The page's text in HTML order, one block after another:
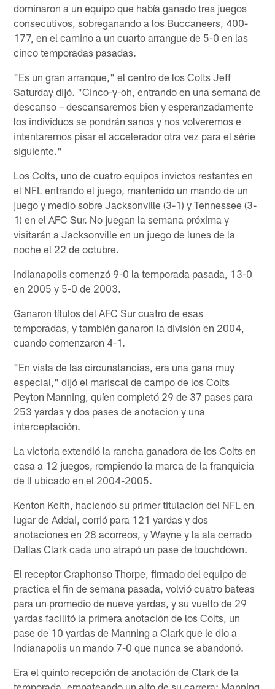
dominaron a un equipo que había ganado tres juegos
consecutivos, sobreganando a los Buccaneers, 400-
177, en el camino a un cuarto arrangue de 5-0 en las
cinco temporadas pasadas.
"Es un gran arranque," el centro de los Colts Jeff
Saturday dijó. "Cinco-y-oh, entrando en una semana de
descanso – descansaremos bien y esperanzadamente
los individuos se pondrán sanos y nos volveremos e
intentaremos pisar el accelerador otra vez para el série
siguiente."
Los Colts, uno de cuatro equipos invictos restantes en
el NFL entrando el juego, mantenido un mando de un
juego y medio sobre Jacksonville (3-1) y Tennessee (3-
1) en el AFC Sur. No juegan la semana próxima y
visitarán a Jacksonville en un juego de lunes de la
noche el 22 de octubre.
Indianapolis comenzó 9-0 la temporada pasada, 13-0
en 2005 y 5-0 de 2003.
Ganaron títulos del AFC Sur cuatro de esas
temporadas, y también ganaron la división en 2004,
cuando comenzaron 4-1.
"En vista de las circunstancias, era una gana muy
especial," dijó el mariscal de campo de los Colts
Peyton Manning, quíen completó 29 de 37 pases para
253 yardas y dos pases de anotacion y una
interceptación.
La victoria extendió la rancha ganadora de los Colts en
casa a 12 juegos, rompiendo la marca de la franquicia
de ll ubicado en el 2004-2005.
Kenton Keith, haciendo su primer titulación del NFL en
lugar de Addai, corrió para 121 yardas y dos
anotaciones en 28 acorreos, y Wayne y la ala cerrado
Dallas Clark cada uno atrapó un pase de touchdown.
El receptor Craphonso Thorpe, firmado del equipo de
practica el fin de semana pasada, volvió cuatro bateas
para un promedio de nueve yardas, y su vuelto de 29
yardas facilitó la primera anotación de los Colts, un
pase de 10 yardas de Manning a Clark que le dio a
Indianapolis un mando 7-0 que nunca se abandonó.
Era el quinto recepción de anotación de Clark de la
temporada, empateando un alto de su carrera; Manning